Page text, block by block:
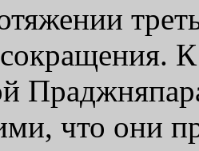
что они